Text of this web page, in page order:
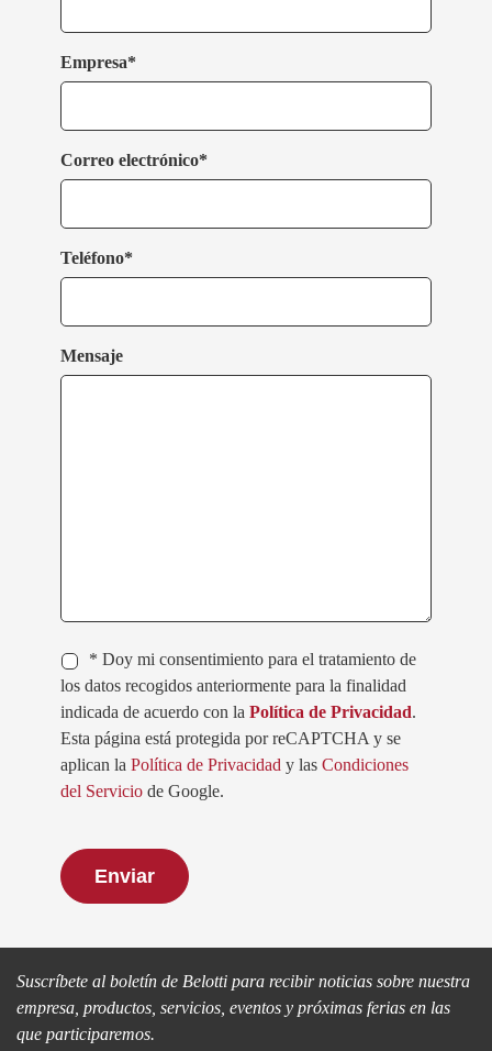
Empresa*
Correo electrónico*
Teléfono*
Mensaje
* Doy mi consentimiento para el tratamiento de
los datos recogidos anteriormente para la finalidad
indicada de acuerdo con la Política de Privacidad.
Esta página está protegida por reCAPTCHA y se
aplican la Política de Privacidad y las Condiciones
del Servicio de Google.
Suscríbete al boletín de Belotti para recibir noticias sobre nuestra
empresa, productos, servicios, eventos y próximas ferias en las
que participaremos.